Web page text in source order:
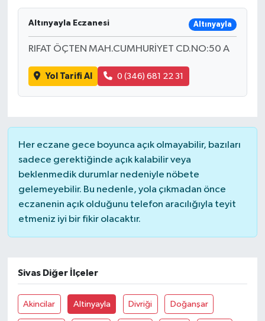
Altınyayla Eczanesi Altınyayla
RIFAT ÖÇTEN MAH.CUMHURİYET CD.NO:50 A
Yol Tarifi Al 0 (346) 681 22 31
Her eczane gece boyunca açık olmayabilir, bazıları
sadece gerektiğinde açık kalabilir veya
beklenmedik durumlar nedeniyle nöbete
gelemeyebilir. Bu nedenle, yola çıkmadan önce
eczanenin açık olduğunu telefon aracılığıyla teyit
etmeniz iyi bir fikir olacaktır.
Sivas Diğer İlçeler
Akincilar Altinyayla Divriği Doğanşar
Ardahan Müftülüğü
Artvin Müftülüğü
Aydın Müftülüğü
Bartın Müftülüğü
Batman Müftülüğü
Bayburt Müftülüğü
Bitlis Müftülüğü
Kudüs
Kurban
Mukabele
Ramazan
Sahabeler
Zekat
Hutbeler
DİYANET AKADEMİ
DİYANET GENÇLİK
DEPREM
Dünya
Eğitim
Sağlık